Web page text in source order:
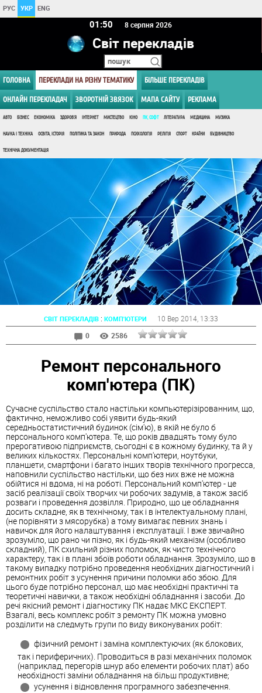
РУС УКР ENG
01:50 8 серпня 2026
Світ перекладів
ГОЛОВНА ПЕРЕКЛАДИ НА РІЗНУ ТЕМАТИКУ БІЛЬШЕ ПЕРЕКЛАДІВ
ОНЛАЙН ПЕРЕКЛАДАЧ ЗВОРОТНІЙ ЗВЯЗОК МАПА САЙТУ РЕКЛАМА
АВТО БІЗНЕС ЕКОНОМІКА ЗДОРОВ'Я ІНТЕРНЕТ МИСТЕЦТВО КІНО ПК, СОФТ ЛІТЕРАТУРА МЕДИЦИНА МУЗИКА
НАУКА І ТЕХНІКА ОСВІТА, ІСТОРІЯ ПОЛІТИКА ТА ЗАКОН ПРИРОДА ПСИХОЛОГІЯ РЕЛІГІЯ СПОРТ КРАЇНИ БУДІВНИЦТВО
ТЕХНІЧНА ДОКУМЕНТАЦІЯ
СВІТ ПЕРЕКЛАДІВ : КОМП'ЮТЕРИ 10 Вер 2014 , 13:33
0
2586
Ремонт персонального
комп'ютера (ПК)
Сучасне суспільство стало настільки компьютерізірованним, що,
фактично, неможливо собі уявити будь-який
середньостатистичний будинок (сім'ю), в якій не було б
персонального комп'ютера. Те, що років двадцять тому було
прерогативою підприємств, сьогодні є в кожному будинку, та й у
великих кількостях. Персональні комп'ютери, ноутбуки,
планшети, смартфони і багато інших творів технічного прогресса,
наповнили суспільство настільки, що без них вже не можна
обійтися ні вдома, ні на роботі. Персональний комп'ютер - це
засіб реалізації своїх творчих чи робочих задумів, а також засіб
розваги і проведення дозвілля. Природно, що це обладнання
досить складне, як в технічному, так і в інтелектуальному плані,
(не порівняти з мясорубка) а тому вимагає певних знань і
навичок для його налаштування і експлуатації. І вже звичайно
зрозуміло, що рано чи пізно, як і будь-який механізм (особливо
складний), ПК схильний різних поломок, як чисто технічного
характеру, так і в плані збоїв роботи обладнання. Зрозуміло, що в
такому випадку потрібно проведення необхідних діагностичний і
ремонтних робіт з усунення причини поломки або збою. Для
цього буде потрібно персонал, що має необхідні практичні та
теоретичні навички, а також необхідні обладнання і засоби. До
речі якісний ремонт і діагностику ПК надає МКС ЕКСПЕРТ.
Взагалі, весь комплекс робіт з ремонту ПК можна умовно
розділити на следмуть групи по виду виконуваних робіт:
фізичний ремонт і заміна комплектуючих (як блокових,
так і периферичних). Проводиться в разі механічних поломок
(наприклад, перегорів шнур або елементи робочих плат) або
необхідності заміни обладнання на більш продуктивне;
усунення і відновлення програмного забезпечення.